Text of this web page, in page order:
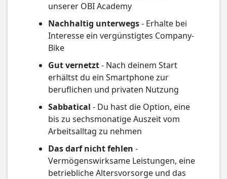
unserer OBI Academy
Nachhaltig unterwegs- Erhalte bei
Interesse ein vergünstigtes Company-
Bike
Gut vernetzt- Nach deinem Start
erhältst du ein Smartphone zur
beruflichen und privaten Nutzung
Sabbatical - Du hast die Option, eine
bis zu sechsmonatige Auszeit vom
Arbeitsalltag zu nehmen
Das darf nicht fehlen -
Vermögenswirksame Leistungen, eine
betriebliche Altersvorsorge und das